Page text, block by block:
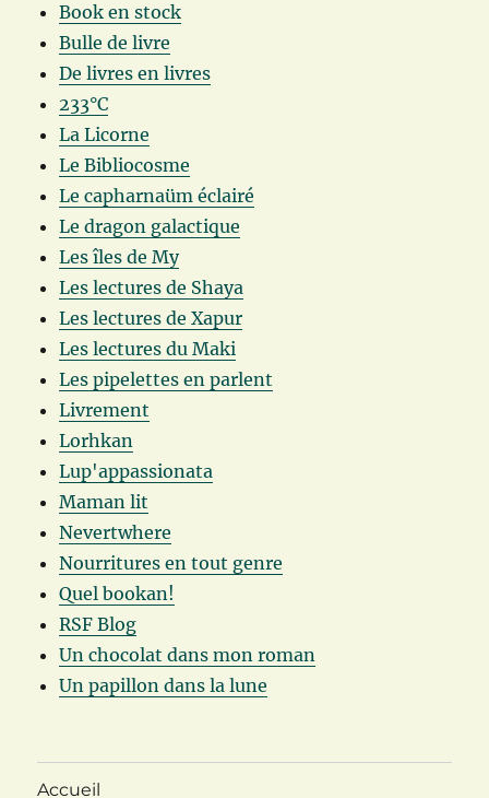
Book en stock
Bulle de livre
De livres en livres
233°C
La Licorne
Le Bibliocosme
Le capharnaüm éclairé
Le dragon galactique
Les îles de My
Les lectures de Shaya
Les lectures de Xapur
Les lectures du Maki
Les pipelettes en parlent
Livrement
Lorhkan
Lup'appassionata
Maman lit
Nevertwhere
Nourritures en tout genre
Quel bookan!
RSF Blog
Un chocolat dans mon roman
Un papillon dans la lune
Accueil